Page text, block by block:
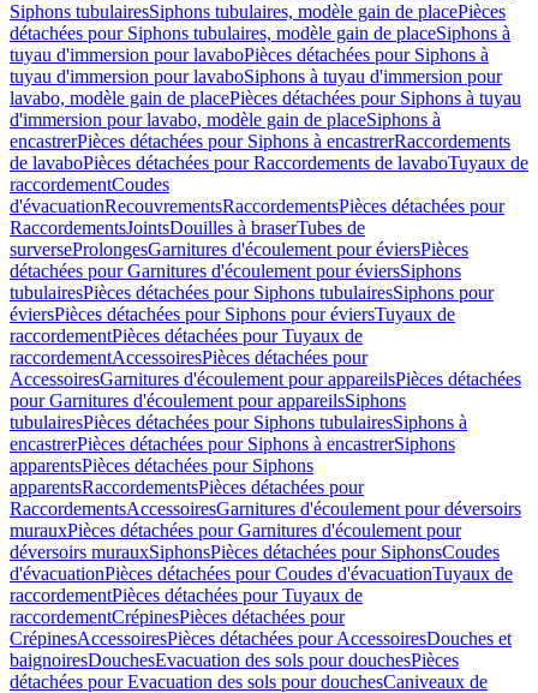
Siphons tubulairesSiphons tubulaires, modèle gain de placePièces
détachées pour Siphons tubulaires, modèle gain de placeSiphons à
tuyau d'immersion pour lavaboPièces détachées pour Siphons à
tuyau d'immersion pour lavaboSiphons à tuyau d'immersion pour
lavabo, modèle gain de placePièces détachées pour Siphons à tuyau
d'immersion pour lavabo, modèle gain de placeSiphons à
encastrerPièces détachées pour Siphons à encastrerRaccordements
de lavaboPièces détachées pour Raccordements de lavaboTuyaux de
raccordementCoudes
d'évacuationRecouvrementsRaccordementsPièces détachées pour
RaccordementsJointsDouilles à braserTubes de
surverseProlongesGarnitures d'écoulement pour éviersPièces
détachées pour Garnitures d'écoulement pour éviersSiphons
tubulairesPièces détachées pour Siphons tubulairesSiphons pour
éviersPièces détachées pour Siphons pour éviersTuyaux de
raccordementPièces détachées pour Tuyaux de
raccordementAccessoiresPièces détachées pour
AccessoiresGarnitures d'écoulement pour appareilsPièces détachées
pour Garnitures d'écoulement pour appareilsSiphons
tubulairesPièces détachées pour Siphons tubulairesSiphons à
encastrerPièces détachées pour Siphons à encastrerSiphons
apparentsPièces détachées pour Siphons
apparentsRaccordementsPièces détachées pour
RaccordementsAccessoiresGarnitures d'écoulement pour déversoirs
murauxPièces détachées pour Garnitures d'écoulement pour
déversoirs murauxSiphonsPièces détachées pour SiphonsCoudes
d'évacuationPièces détachées pour Coudes d'évacuationTuyaux de
raccordementPièces détachées pour Tuyaux de
raccordementCrépinesPièces détachées pour
CrépinesAccessoiresPièces détachées pour AccessoiresDouches et
baignoiresDouchesEvacuation des sols pour douchesPièces
détachées pour Evacuation des sols pour douchesCaniveaux de